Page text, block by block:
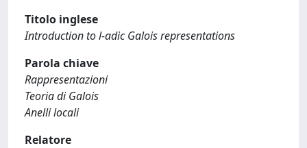
Titolo inglese
Introduction to l-adic Galois representations
Parola chiave
Rappresentazioni
Teoria di Galois
Anelli locali
Relatore